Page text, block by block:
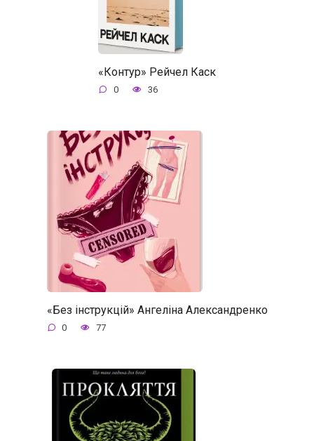
«Контур» Рейчел Каск
0 36
«Без інструкцій» Ангеліна Александренко
0 77